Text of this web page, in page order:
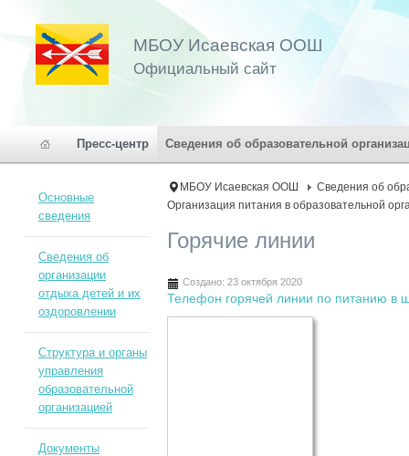
МБОУ Исаевская ООШ
Официальный сайт
Пресс-центр Сведения об образовательной
МБОУ Исаевская ООШ
Сведения об
Организация питания в образовательной
Горячие линии
Создано: 23 октября 2020
Телефон горячей линии по питанию в
Основные
сведения
Сведения об
организации
отдыха детей и их
оздоровлении
Структура и органы
управления
образовательной
организацией
Документы